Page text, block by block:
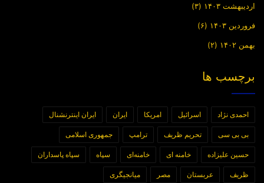
اردیبهشت ۱۴۰۳ (۳)
فروردین ۱۴۰۳ (۶)
بهمن ۱۴۰۲ (۲)
برچسب ها
احمدی نژاد اسرائیل امریکا ایران ایران اینترنشنال
بی بی سی تحریم ظریف ترامپ جمهوری اسلامی
حسین علیزاده خامنه ای خامنه‌ای سپاه سپاه پاسداران
ظریف عربستان مصر میانجیگری